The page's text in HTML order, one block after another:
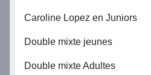
Caroline Lopez en Juniors
Double mixte jeunes
Double mixte Adultes